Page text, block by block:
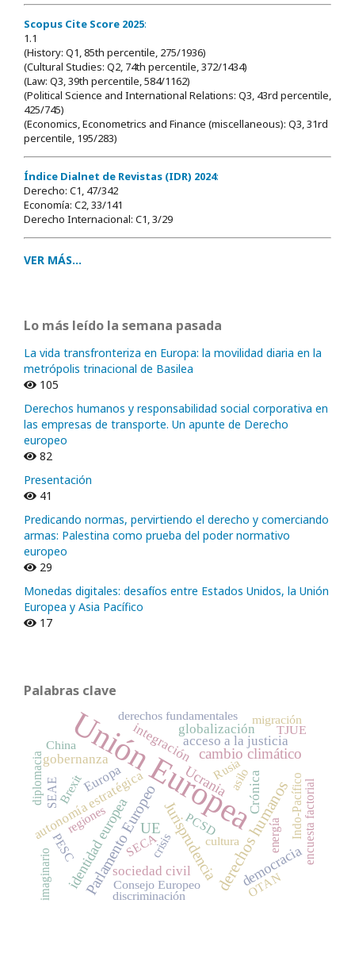
Scopus Cite Score 2025:
1.1
(History: Q1, 85th percentile, 275/1936)
(Cultural Studies: Q2, 74th percentile, 372/1434)
(Law: Q3, 39th percentile, 584/1162)
(Political Science and International Relations: Q3, 43rd percentile,
425/745)
(Economics, Econometrics and Finance (miscellaneous): Q3, 31rd
percentile, 195/283)
Índice Dialnet de Revistas (IDR) 2024:
Derecho: C1, 47/342
Economía: C2, 33/141
Derecho Internacional: C1, 3/29
VER MÁS...
Lo más leído la semana pasada
La vida transfronteriza en Europa: la movilidad diaria en la
metrópolis trinacional de Basilea
105
Derechos humanos y responsabilidad social corporativa en
las empresas de transporte. Un apunte de Derecho
europeo
82
Presentación
41
Predicando normas, pervirtiendo el derecho y comerciando
armas: Palestina como prueba del poder normativo
europeo
29
Monedas digitales: desafíos entre Estados Unidos, la Unión
Europea y Asia Pacífico
17
Palabras clave
Unión Europea
derechos humanos
Parlamento Europeo
UE
cambio climático
Jurisprudencia democracia
identidad europea
Ucrania
autonomía estratégica
Europa Crónica
integración
gobernanza
acceso a la justicia
globalización
sociedad civil
migración
crisis
PCSD
regiones
Rusia
derechos fundamentales
Brexit encuesta factorial
cultura
PESC
imaginario
energía Indo-Pacífico
Consejo Europeo
China
TJUE
OTAN
SEAE
diplomacia
SECA
asilo
discriminación